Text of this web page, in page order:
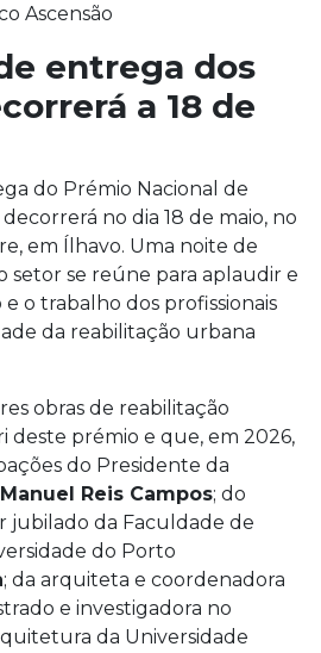
Ascensão
entrega dos
a 18 de
do Prémio Nacional de
no dia 18 de maio, no
em Ílhavo. Uma noite de
setor se reúne para aplaudir e
o trabalho dos profissionais
da reabilitação urbana
obras de reabilitação
deste prémio e que, em 2026,
do Presidente da
Manuel Reis Campos; do
jubilado da Faculdade de
do Porto
; da arquiteta e coordenadora
e investigadora no
da Universidade